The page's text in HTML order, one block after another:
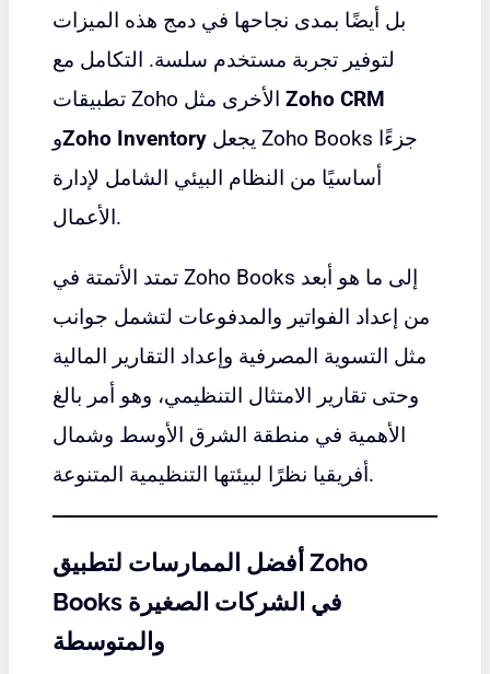
بل أيضًا بمدى نجاحها في دمج هذه الميزات
لتوفير تجربة مستخدم سلسة. التكامل مع
Zoho CRM
وZoho Inventory
أساسيًا من النظام البيئي الشامل لإدارة
الأعمال.
تمتد الأتمتة في Zoho Books إلى ما هو أبعد
من إعداد الفواتير والمدفوعات لتشمل جوانب
مثل التسوية المصرفية وإعداد التقارير المالية
وحتى تقارير الامتثال التنظيمي، وهو أمر بالغ
الأهمية في منطقة الشرق الأوسط وشمال
أفريقيا نظرًا لبيئتها التنظيمية المتنوعة.
أفضل الممارسات لتطبيق Zoho
Books في الشركات الصغيرة
والمتوسطة